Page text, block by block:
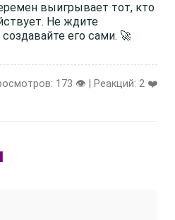
выигрывает тот, кто
Не ждите
его сами. 🚀
173 👁️ | Реакций: 2 ❤️